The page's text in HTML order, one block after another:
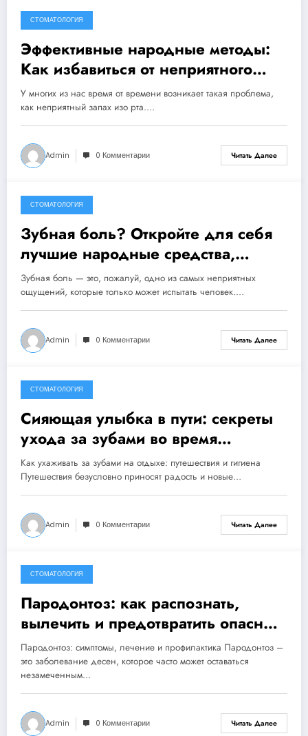
14 сентября, 2024
СТОМАТОЛОГИЯ
Эффективные народные методы:
Как избавиться от неприятного
запаха изо рта навсегда!
У многих из нас время от времени возникает такая проблема,
как неприятный запах изо рта.…
Admin 0 Комментарии Читать Далее
8 сентября, 2024
СТОМАТОЛОГИЯ
Зубная боль? Откройте для себя
лучшие народные средства,
которые действительно работают!
Зубная боль — это, пожалуй, одно из самых неприятных
ощущений, которые только может испытать человек.…
Admin 0 Комментарии Читать Далее
24 августа, 2024
СТОМАТОЛОГИЯ
Сияющая улыбка в пути: секреты
ухода за зубами во время
путешествий
Как ухаживать за зубами на отдыхе: путешествия и гигиена
Путешествия безусловно приносят радость и новые…
Admin 0 Комментарии Читать Далее
16 августа, 2024
СТОМАТОЛОГИЯ
Пародонтоз: как распознать,
вылечить и предотвратить опасные
последствия для здоровья зубов
Пародонтоз: симптомы, лечение и профилактика Пародонтоз –
это заболевание десен, которое часто может оставаться
незамеченным…
Admin 0 Комментарии Читать Далее